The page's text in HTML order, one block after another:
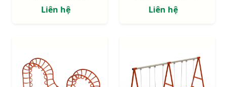
Liên hệ Liên hệ